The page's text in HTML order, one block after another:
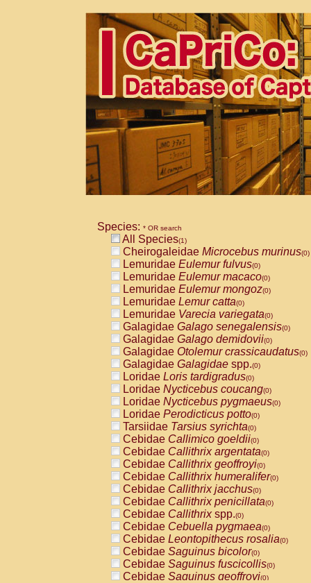
Species: * OR search
All Species(1)
Cheirogaleidae Microcebus murinus(0)
Lemuridae Eulemur fulvus(0)
Lemuridae Eulemur macaco(0)
Lemuridae Eulemur mongoz(0)
Lemuridae Lemur catta(0)
Lemuridae Varecia variegata(0)
Galagidae Galago senegalensis(0)
Galagidae Galago demidovii(0)
Galagidae Otolemur crassicaudatus(0)
Galagidae Galagidae spp.(0)
Loridae Loris tardigradus(0)
Loridae Nycticebus coucang(0)
Loridae Nycticebus pygmaeus(0)
Loridae Perodicticus potto(0)
Tarsiidae Tarsius syrichta(0)
Cebidae Callimico goeldii(0)
Cebidae Callithrix argentata(0)
Cebidae Callithrix geoffroyi(0)
Cebidae Callithrix humeralifer(0)
Cebidae Callithrix jacchus(0)
Cebidae Callithrix penicillata(0)
Cebidae Callithrixspp.(0)
Cebidae Cebuella pygmaea(0)
Cebidae Leontopithecus rosalia(0)
Cebidae Saguinus bicolor(0)
Cebidae Saguinus fuscicollis(0)
Cebidae Saguinus geoffroyi(0)